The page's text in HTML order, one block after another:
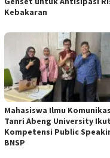
Kebakaran
Mahasiswa Ilmu
Tanri Abeng University
Kompetensi Public
BNSP